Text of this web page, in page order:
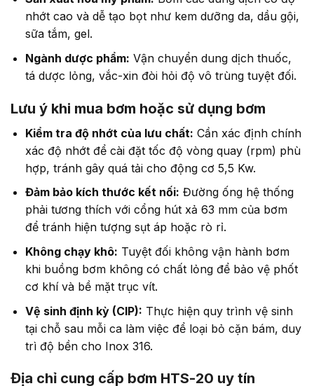
nhớt cao và dễ tạo bọt như kem dưỡng da, dầu gội,
sữa tắm, gel.
Ngành dược phẩm: Vận chuyển dung dịch thuốc,
tá dược lỏng, vắc-xin đòi hỏi độ vô trùng tuyệt đối.
Lưu ý khi mua bơm hoặc sử dụng bơm
Kiểm tra độ nhớt của lưu chất: Cần xác định chính
xác độ nhớt để cài đặt tốc độ vòng quay (rpm) phù
hợp, tránh gây quá tải cho động cơ 5,5 Kw.
Đảm bảo kích thước kết nối: Đường ống hệ thống
phải tương thích với cổng hút xả 63 mm của bơm
để tránh hiện tượng sụt áp hoặc rò rỉ.
Không chạy khô: Tuyệt đối không vận hành bơm
khi buồng bơm không có chất lỏng để bảo vệ phốt
cơ khí và bề mặt trục vít.
Vệ sinh định kỳ (CIP): Thực hiện quy trình vệ sinh
tại chỗ sau mỗi ca làm việc để loại bỏ cặn bám, duy
trì độ bền cho Inox 316.
Địa chỉ cung cấp bơm HTS-20 uy tín